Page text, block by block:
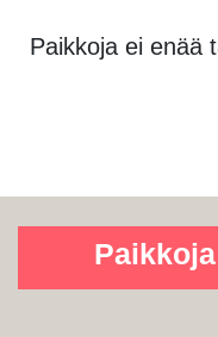
Paikkoja ei enää